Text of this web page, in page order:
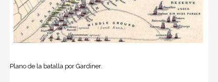
Plano de la batalla por Gardiner.